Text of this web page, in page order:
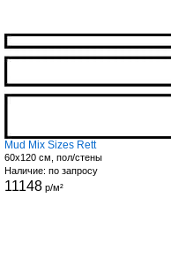
Mud Mix Sizes Rett
60x120 см, пол/стены
Наличие: по запросу
11148 р/м²